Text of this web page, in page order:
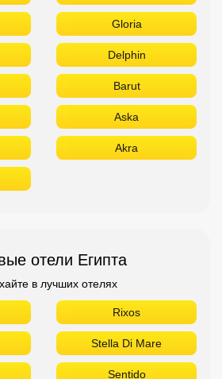
Gloria
Delphin
Barut
Aska
Akra
отели Египта
в лучших отелях
Rixos
Stella Di Mare
Sentido